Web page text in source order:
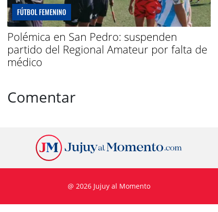
FÚTBOL FEMENINO
Polémica en San Pedro: suspenden
partido del Regional Amateur por falta de
médico
Comentar
@ 2026 Jujuy al Momento